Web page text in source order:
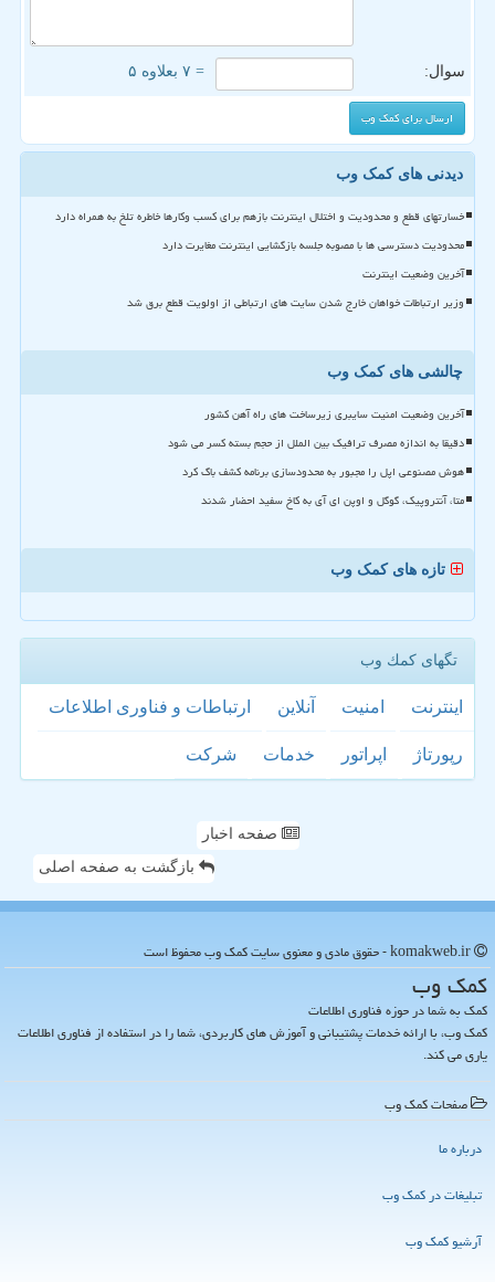
سوال: = ۷ بعلاوه ۵
دیدنی های کمک وب
خسارتهای قطع و محدودیت و اختلال اینترنت بازهم برای کسب وکارها خاطره تلخ به همراه دارد
محدودیت دسترسی ها با مصوبه جلسه بازگشایی اینترنت مغایرت دارد
آخرین وضعیت اینترنت
وزیر ارتباطات خواهان خارج شدن سایت های ارتباطی از اولویت قطع برق شد
چالشی های کمک وب
آخرین وضعیت امنیت سایبری زیرساخت های راه آهن کشور
دقیقا به اندازه مصرف ترافیک بین الملل از حجم بسته کسر می شود
هوش مصنوعی اپل را مجبور به محدودسازی برنامه کشف باگ کرد
متا، آنتروپیک، گوگل و اوپن ای آی به کاخ سفید احضار شدند
تازه های کمک وب
تگهای كمك وب
اینترنت امنیت آنلاین ارتباطات و فناوری اطلاعات
رپورتاژ اپراتور خدمات شركت
صفحه اخبار
بازگشت به صفحه اصلی
كمك وب
کمک به شما در حوزه فناوری اطلاعات
کمک وب، با ارائه خدمات پشتیبانی و آموزش های کاربردی، شما را در استفاده از فناوری اطلاعات
یاری می کند.
صفحات كمك وب
درباره ما
تبلیغات در كمك وب
آرشیو كمك وب